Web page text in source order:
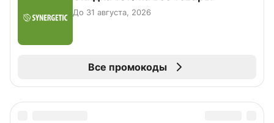
До 31 августа, 2026
Все промокоды